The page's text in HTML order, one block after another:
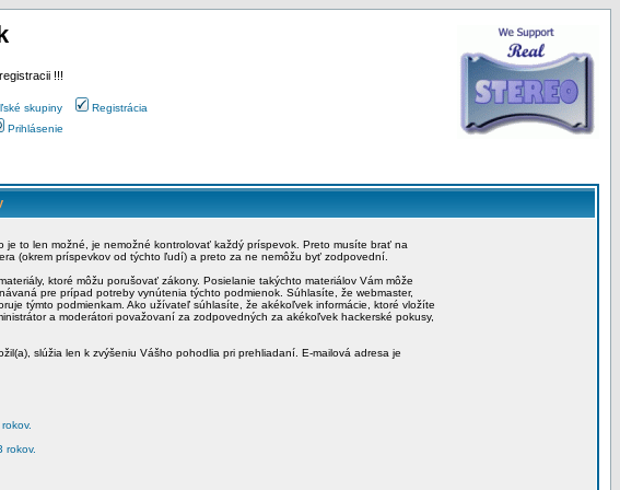
!!!
skupiny
Registrácia
Prihlásenie
to len možné, je nemožné kontrolovať každý príspevok. Preto musíte brať na
(okrem príspevkov od týchto ľudí) a preto za ne nemôžu byť zodpovední.
ktoré môžu porušovať zákony. Posielanie takýchto materiálov Vám môže
pre prípad potreby vynútenia týchto podmienok. Súhlasíte, že webmaster,
týmto podmienkam. Ako užívateľ súhlasíte, že akékoľvek informácie, ktoré vložíte
a moderátori považovaní za zodpovedných za akékoľvek hackerské pokusy,
slúžia len k zvýšeniu Vášho pohodlia pri prehliadaní. E-mailová adresa je
rokov.